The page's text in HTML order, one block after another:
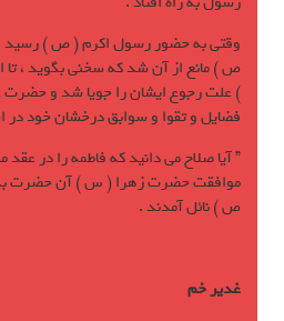
وقتی به حضور رسول اکرم ( ص ) رسيد
ص ) مانع از آن شد که سخنی بگويد ،
) علت رجوع ايشان را جويا شد و حضرت
فضايل و تقوا و سوابق درخشان خود در
” آيا صلاح مي دانيد که فاطمه را در
موافقت حضرت زهرا ( س ) آن حضرت به
ص ) نائل آمدند .
غدير خم